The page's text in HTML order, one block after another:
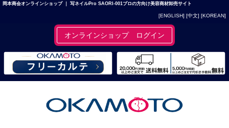
岡本商会オンラインショップ ｜ 写ネイルPro SAORI-001プロの方向け美容商材卸売サイト
[ENGLISH] [中文] [KOREAN]
オンラインショップ ログイン